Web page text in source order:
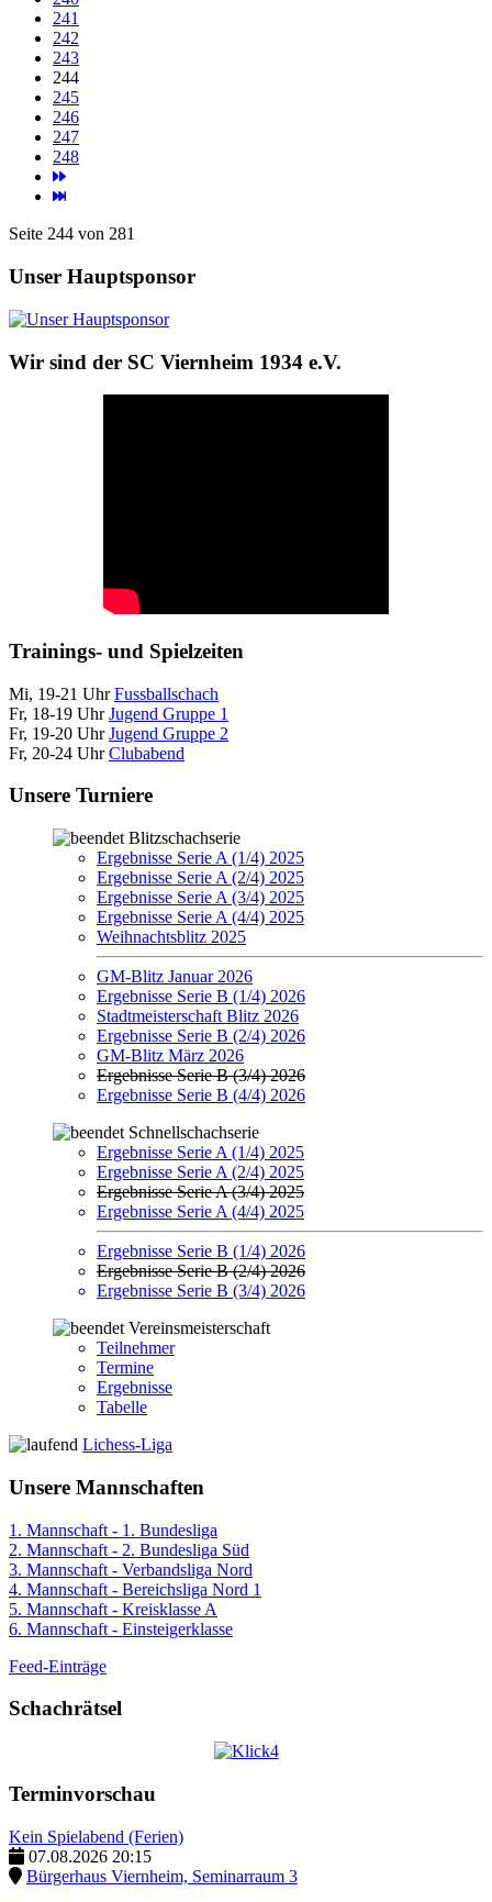
241
242
243
244
245
246
247
248
Seite 244 von 281
Unser Hauptsponsor
Wir sind der SC Viernheim 1934 e.V.
Trainings- und Spielzeiten
Mi, 19-21 UhrFussballschach
Fr, 18-19 UhrJugend Gruppe 1
Fr, 19-20 UhrJugend Gruppe 2
Fr, 20-24 UhrClubabend
Unsere Turniere
Blitzschachserie
Ergebnisse Serie A (1/4) 2025
Ergebnisse Serie A (2/4) 2025
Ergebnisse Serie A (3/4) 2025
Ergebnisse Serie A (4/4) 2025
Weihnachtsblitz 2025
GM-Blitz Januar 2026
Ergebnisse Serie B (1/4) 2026
Stadtmeisterschaft Blitz 2026
Ergebnisse Serie B (2/4) 2026
GM-Blitz März 2026
Ergebnisse Serie B (3/4) 2026
Ergebnisse Serie B (4/4) 2026
Schnellschachserie
Ergebnisse Serie A (1/4) 2025
Ergebnisse Serie A (2/4) 2025
Ergebnisse Serie A (3/4) 2025
Ergebnisse Serie A (4/4) 2025
Ergebnisse Serie B (1/4) 2026
Ergebnisse Serie B (2/4) 2026
Ergebnisse Serie B (3/4) 2026
Vereinsmeisterschaft
Teilnehmer
Termine
Ergebnisse
Tabelle
Lichess-Liga
Unsere Mannschaften
1. Mannschaft - 1. Bundesliga
2. Mannschaft - 2. Bundesliga Süd
3. Mannschaft - Verbandsliga Nord
4. Mannschaft - Bereichsliga Nord 1
5. Mannschaft - Kreisklasse A
6. Mannschaft - Einsteigerklasse
Feed-Einträge
Schachrätsel
Terminvorschau
Kein Spielabend (Ferien)
07.08.2026 20:15
Bürgerhaus Viernheim, Seminarraum 3